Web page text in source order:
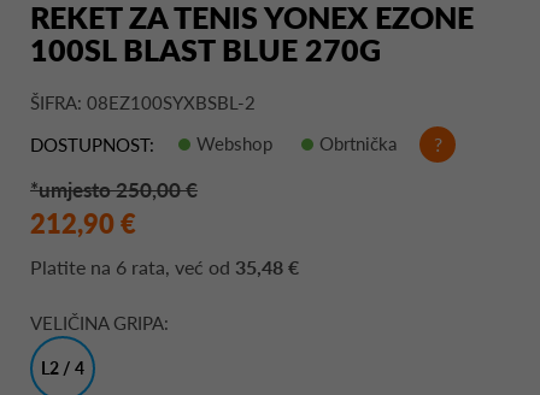
REKET ZA TENIS YONEX EZONE
100SL BLAST BLUE 270G
ŠIFRA: 08EZ100SYXBSBL-2
DOSTUPNOST:
Webshop Obrtnička ?
*umjesto 250,00 €
212,90 €
Platite na 6 rata, već od 35,48 €
VELIČINA GRIPA:
L2 / 4